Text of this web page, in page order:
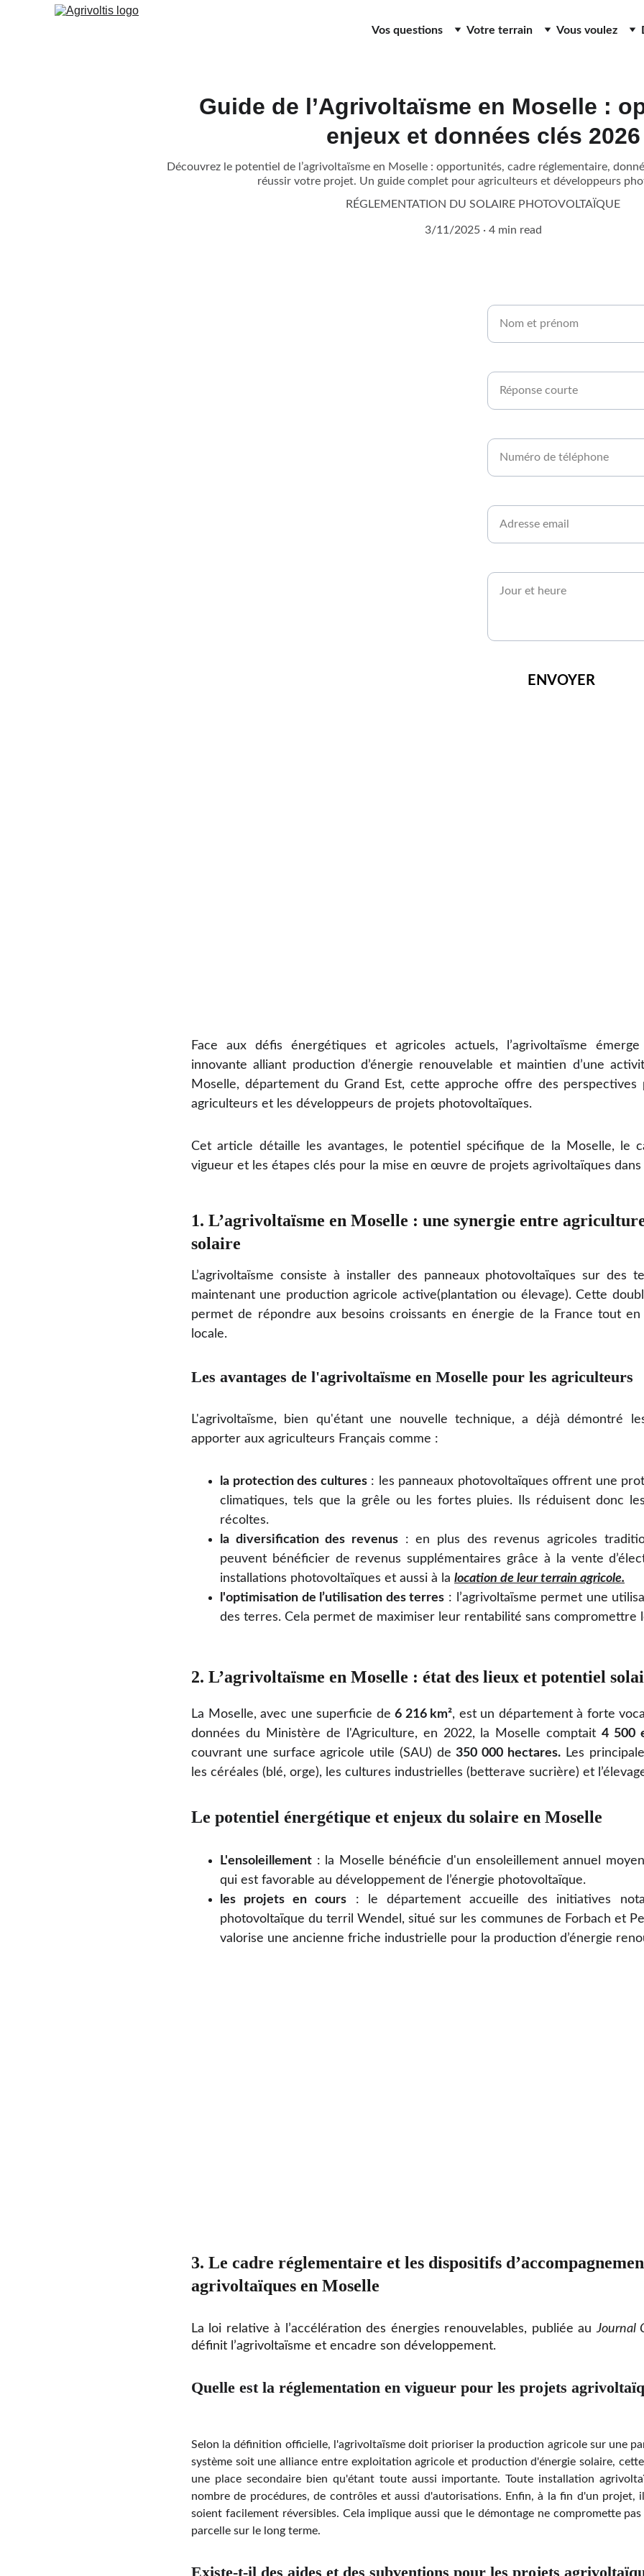
Vos questions Votre terrain Vous voulez
Guide de l’Agrivoltaïsme en Moselle :
enjeux et données clés 2026
Découvrez le potentiel de l’agrivoltaïsme en Moselle : opportunités, cadre réglementaire,
réussir votre projet. Un guide complet pour agriculteurs et développeurs
RÉGLEMENTATION DU SOLAIRE PHOTOVOLTAÏQUE
3/11/2025 4 min read
ENVOYER
Face aux défis énergétiques et agricoles actuels, l’agrivoltaïsme
innovante alliant production d’énergie renouvelable et maintien d’une
Moselle, département du Grand Est, cette approche offre des perspectives
agriculteurs et les développeurs de projets photovoltaïques.
Cet article détaille les avantages, le potentiel spécifique de la Moselle, le
vigueur et les étapes clés pour la mise en œuvre de projets agrivoltaïques
1. L’agrivoltaïsme en Moselle : une synergie entre
solaire
L’agrivoltaïsme consiste à installer des panneaux photovoltaïques sur des
maintenant une production agricole active(plantation ou élevage). Cette
permet de répondre aux besoins croissants en énergie de la France tout en
locale.
Les avantages de l'agrivoltaïsme en Moselle pour les agriculteurs
L'agrivoltaïsme, bien qu'étant une nouvelle technique, a déjà démontré
apporter aux agriculteurs Français comme :
la protection des cultures: les panneaux photovoltaïques offrent une
climatiques, tels que la grêle ou les fortes pluies. Ils réduisent donc
récoltes.
la diversification des revenus: en plus des revenus agricoles
peuvent bénéficier de revenus supplémentaires grâce à la vente
installations photovoltaïques et aussi à la location de leur terrain agricole.
l'optimisation de l’utilisation des terres : l’agrivoltaïsme permet une
des terres. Cela permet de maximiser leur rentabilité sans compromettre
2. L’agrivoltaïsme en Moselle : état des lieux et potentiel
La Moselle, avec une superficie de6 216 km², est un département à forte
données du Ministère de l'Agriculture, en 2022, la Moselle comptait4 500
couvrant une surface agricole utile (SAU) de350 000 hectares. Les
les céréales (blé, orge), les cultures industrielles (betterave sucrière) et
Le potentiel énergétique et enjeux du solaire en Moselle
L'ensoleillement: la Moselle bénéficie d'un ensoleillement annuel
qui est favorable au développement de l’énergie photovoltaïque.
les projets en cours : le département accueille des initiatives
photovoltaïque du terril Wendel, situé sur les communes de Forbach et
valorise une ancienne friche industrielle pour la production d’énergie
3. Le cadre réglementaire et les dispositifs
agrivoltaïques en Moselle
Selon la définition officielle, l'agrivoltaïsme doit prioriser la production agricole sur une
système soit une alliance entre exploitation agricole et production d'énergie solaire,
une place secondaire bien qu'étant toute aussi importante. Toute installation
nombre de procédures, de contrôles et aussi d'autorisations. Enfin, à la fin d'un projet,
soient facilement réversibles. Cela implique aussi que le démontage ne compromette
parcelle sur le long terme.
Existe-t-il des aides et des subventions pour les projets
La loi relative à l’accélération des énergies renouvelables, publiée auJournal
définit l’agrivoltaïsme et encadre son développement.
Quelle est la réglementation en vigueur pour les projets